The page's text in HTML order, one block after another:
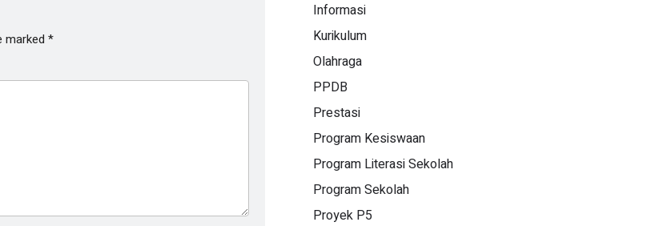
marked *
Informasi
Kurikulum
Olahraga
PPDB
Prestasi
Program Kesiswaan
Program Literasi Sekolah
Program Sekolah
Proyek P5